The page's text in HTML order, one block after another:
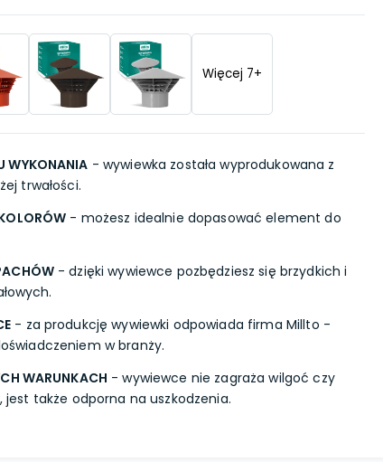
Więcej 7+
WYKONANIA - wywiewka została wyprodukowana z
trwałości.
- możesz idealnie dopasować element do
- dzięki wywiewce pozbędziesz się brzydkich i
- za produkcję wywiewki odpowiada firma Millto -
w branży.
WARUNKACH - wywiewce nie zagraża wilgoć czy
jest także odporna na uszkodzenia.